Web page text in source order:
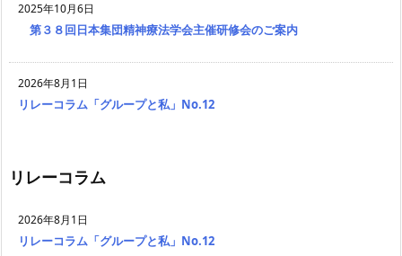
2025年10月6日
第３８回日本集団精神療法学会主催研修会のご案内
2026年8月1日
リレーコラム「グループと私」No.12
リレーコラム
2026年8月1日
リレーコラム「グループと私」No.12